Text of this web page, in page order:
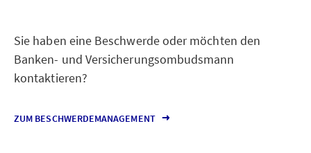
Sie haben eine Beschwerde oder möchten den
Banken- und Versicherungsombudsmann
kontaktieren?
ZUM BESCHWERDEMANAGEMENT